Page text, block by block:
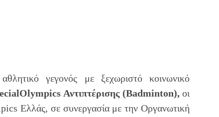
γεγονός με ξεχωριστό κοινωνικό
Olympics Αντιπτέρισης (Badminton),οι
Ελλάς, σε συνεργασία με την Οργανωτική